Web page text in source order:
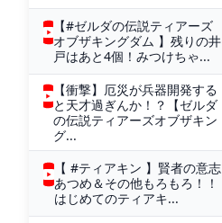
【#ゼルダの伝説ティアーズ
オブザキングダム 】残りの井
戸はあと4個！みつけちゃ...
【衝撃】厄災が兵器開発する
と天才過ぎんか！？【ゼルダ
の伝説ティアーズオブザキン
グ...
【 #ティアキン 】賢者の意志
あつめ＆その他もろもろ！！
はじめてのティアキ...